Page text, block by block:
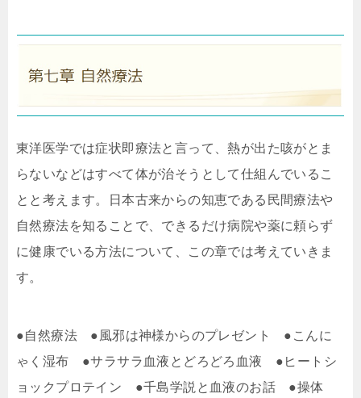
東洋医学では症状即療法と言って、熱が出た咳がとま
らないなどはすべて体が治そうとして仕組んでいるこ
とと考えます。日本古来からの知恵である民間療法や
自然療法を知ることで、できるだけ病院や薬に頼らず
に健康でいる方法について、この章では考えていきま
す。
●自然療法 ●風邪は神様からのプレゼント ●こんに
ゃく湿布 ●サラサラ血液とどろどろ血液 ●ヒートシ
ョックプロテイン ●千島学説と血液のお話 ●操体